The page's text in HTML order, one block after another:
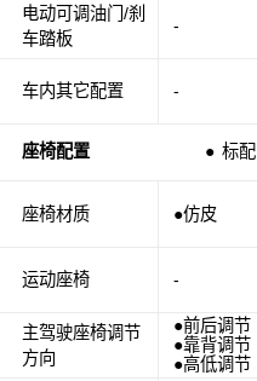
电动可调油门/刹
车踏板
车内其它配置
座椅配置 ● 标配
座椅材质
运动座椅
主驾驶座椅调节
方向
-
-
●仿皮
-
●前后调节
●靠背调节
●高低调节